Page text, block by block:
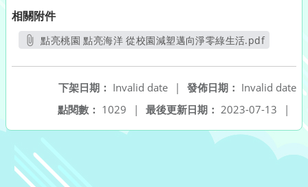
相關附件
點亮桃園 點亮海洋 從校園減塑邁向淨零綠生活.pdf
發佈日期： Invalid date
下架日期： Invalid date
|
最後更新日期： 2023-07-13 |
點閱數： 1029 |